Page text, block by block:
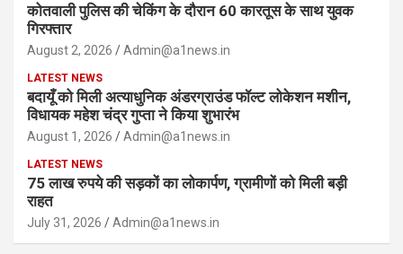
कोतवाली पुलिस की चेकिंग के दौरान 60 कारतूस के साथ युवक
गिरफ्तार
August 2, 2026 Admin@a1news.in
LATEST NEWS
बदायूँ को मिली अत्याधुनिक अंडरग्राउंड फॉल्ट लोकेशन मशीन,
विधायक महेश चंद्र गुप्ता ने किया शुभारंभ
August 1, 2026 Admin@a1news.in
LATEST NEWS
75 लाख रुपये की सड़कों का लोकार्पण, ग्रामीणों को मिली बड़ी
राहत
July 31, 2026 Admin@a1news.in